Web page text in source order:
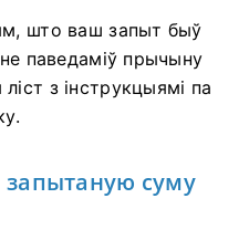
што ваш запыт быў
паведаміў прычыну
з інструкцыямі па
суму